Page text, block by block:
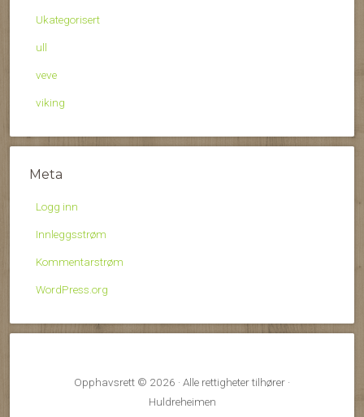
Ukategorisert
ull
veve
viking
Meta
Logg inn
Innleggsstrøm
Kommentarstrøm
WordPress.org
Opphavsrett © 2026 · Alle rettigheter tilhører ·
Huldreheimen